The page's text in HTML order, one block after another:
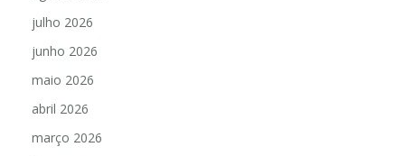
julho 2026
junho 2026
maio 2026
abril 2026
março 2026